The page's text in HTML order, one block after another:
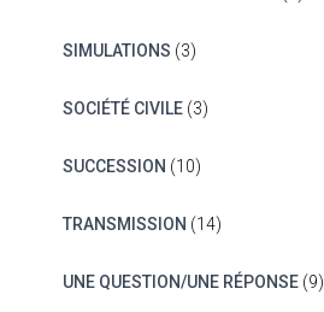
SIMULATIONS (3)
SOCIÉTÉ CIVILE(3)
SUCCESSION (10)
TRANSMISSION (14)
UNE QUESTION/UNE RÉPONSE(9)